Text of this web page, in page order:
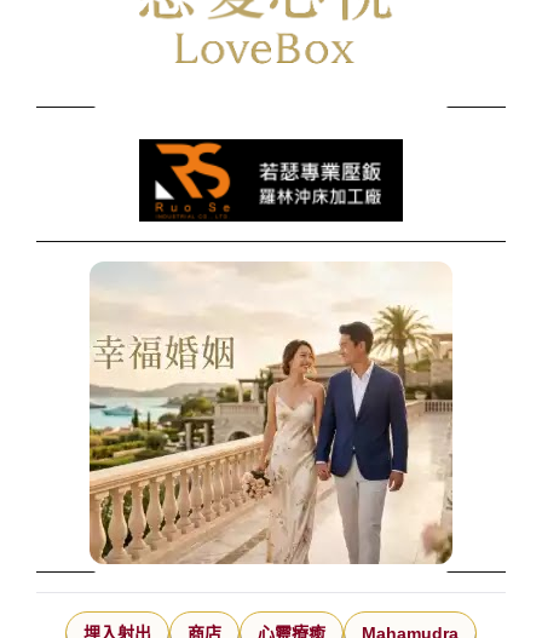
埋入射出 商店 心靈療癒 Mahamudra